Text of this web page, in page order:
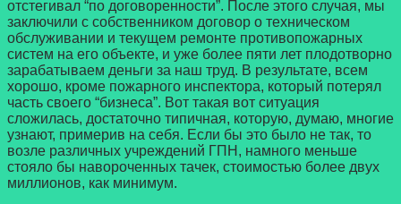
отстегивал “по договоренности”. После этого случая, мы
заключили с собственником договор о техническом
обслуживании и текущем ремонте противопожарных
систем на его объекте, и уже более пяти лет плодотворно
зарабатываем деньги за наш труд. В результате, всем
хорошо, кроме пожарного инспектора, который потерял
часть своего “бизнеса”. Вот такая вот ситуация
сложилась, достаточно типичная, которую, думаю, многие
узнают, примерив на себя. Если бы это было не так, то
возле различных учреждений ГПН, намного меньше
стояло бы навороченных тачек, стоимостью более двух
миллионов, как минимум.